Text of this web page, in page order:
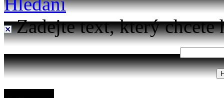
Zadejte text, který chcete